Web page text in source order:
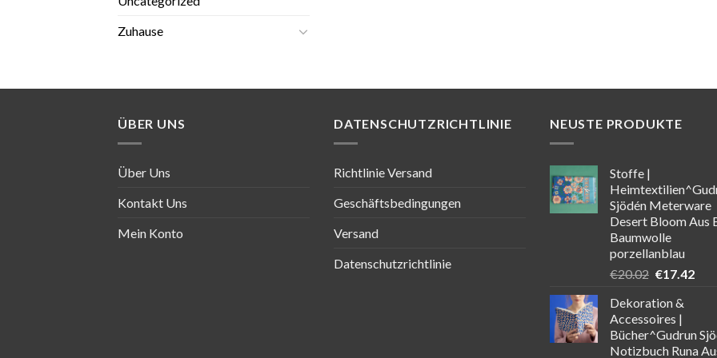
Zuhause
ÜBER UNS
Über Uns
Kontakt Uns
Mein Konto
DATENSCHUTZRICHTLINIE
Richtlinie Versand
Geschäftsbedingungen
Versand
Datenschutzrichtlinie
NEUSTE PRODUKTE
Stoffe |
Sjödén Meterware
Desert Bloom Aus
Baumwolle
porzellanblau
€20.02
war:
€20.02
€17.42
Dekoration &
Accessoires |
Bücher^Gudrun
Notizbuch Runa